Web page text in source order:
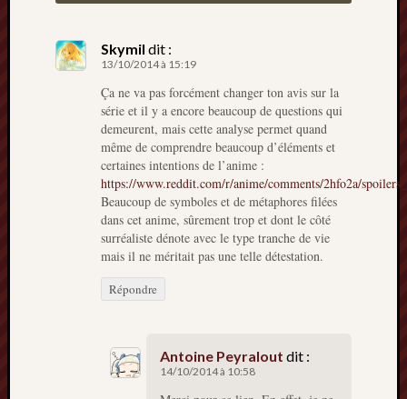
Skymil dit :
13/10/2014 à 15:19
Ça ne va pas forcément changer ton avis sur la
série et il y a encore beaucoup de questions qui
demeurent, mais cette analyse permet quand
même de comprendre beaucoup d’éléments et
certaines intentions de l’anime :
https://www.reddit.com/r/anime/comments/2hfo2a/
Beaucoup de symboles et de métaphores filées
dans cet anime, sûrement trop et dont le côté
surréaliste dénote avec le type tranche de vie
mais il ne méritait pas une telle détestation.
Répondre
Antoine Peyralout dit :
14/10/2014 à 10:58